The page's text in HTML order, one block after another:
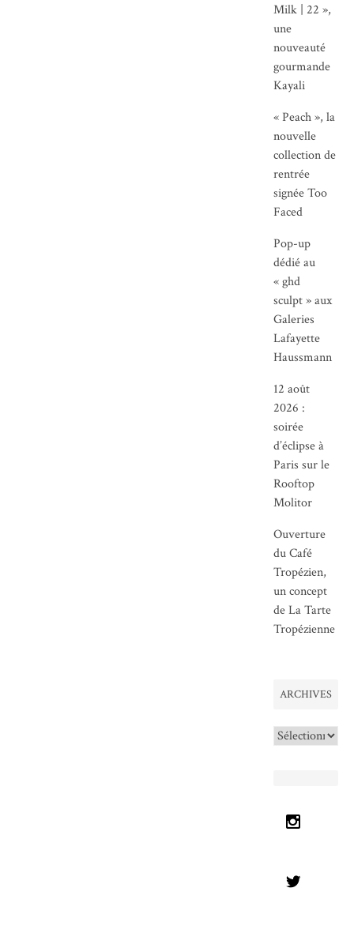
Milk | 22 »,
une
nouveauté
gourmande
Kayali
« Peach », la
nouvelle
collection de
rentrée
signée Too
Faced
Pop-up
dédié au
« ghd
sculpt » aux
Galeries
Lafayette
Haussmann
12 août
2026 :
soirée
d’éclipse à
Paris sur le
Rooftop
Molitor
Ouverture
du Café
Tropézien,
un concept
de La Tarte
Tropézienne
ARCHIVES
Archives